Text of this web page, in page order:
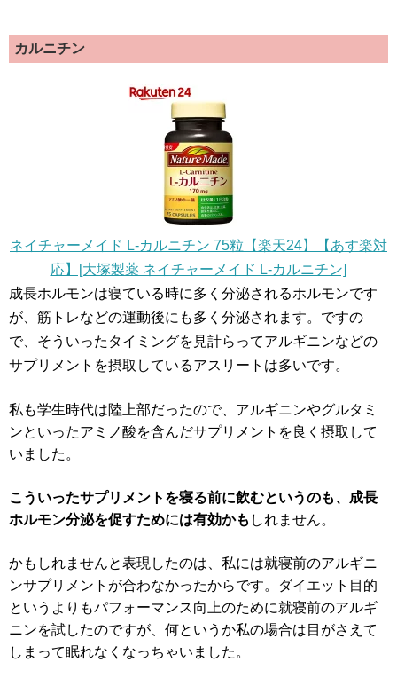
カルニチン
ネイチャーメイド L-カルニチン 75粒【楽天24】【あす楽対
応】[大塚製薬 ネイチャーメイド L-カルニチン]
成長ホルモンは寝ている時に多く分泌されるホルモンです
が、筋トレなどの運動後にも多く分泌されます。ですの
で、そういったタイミングを見計らってアルギニンなどの
サプリメントを摂取しているアスリートは多いです。
私も学生時代は陸上部だったので、アルギニンやグルタミ
ンといったアミノ酸を含んだサプリメントを良く摂取して
いました。
こういったサプリメントを寝る前に飲むというのも、成長
ホルモン分泌を促すためには有効かも しれません。
かもしれませんと表現したのは、私には就寝前のアルギニ
ンサプリメントが合わなかったからです。ダイエット目的
というよりもパフォーマンス向上のために就寝前のアルギ
ニンを試したのですが、何というか私の場合は目がさえて
しまって眠れなくなっちゃいました。